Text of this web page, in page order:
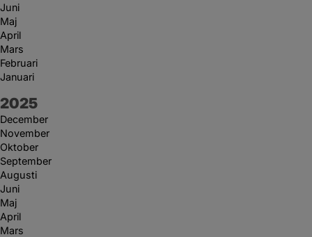
Juni
Maj
April
Mars
Februari
Januari
År:
2025
December
November
Oktober
September
Augusti
Juni
Maj
April
Mars